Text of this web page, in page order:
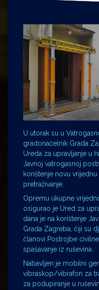
U utorak su u
gradonačelnik Grada
Ureda za upravljanje u
Javnoj vatrogasnoj
korištenje novu
pretraživanje.
Opremu ukupne
osigurao je Ured za
dana je na korištenje
Grada Zagreba, čiji su
članovi Postrojbe
spašavanje iz ruševina.
Nabavljen je mobilni
vibraskop/vibrafon za
za podupiranje u